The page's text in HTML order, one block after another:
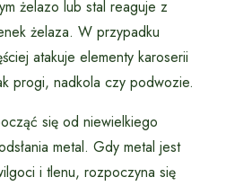
żelazo lub stal reaguje z
żelaza. W przypadku
atakuje elementy karoserii
progi, nadkola czy podwozie.
się od niewielkiego
metal. Gdy metal jest
i tlenu, rozpoczyna się